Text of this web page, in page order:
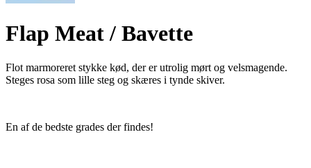
Flap Meat / Bavette
Flot marmoreret stykke kød, der er utrolig mørt og velsmagende.
Steges rosa som lille steg og skæres i tynde skiver.
En af de bedste grades der findes!